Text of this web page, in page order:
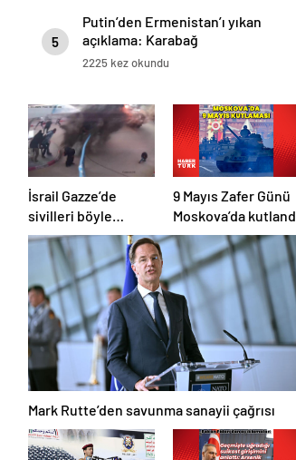
5
Putin’den Ermenistan’ı yıkan
açıklama: Karabağ
Azerbaycan’ın ayrılmaz bir
2225 kez okundu
İsrail Gazze’de
sivilleri böyle
vurdu… En az 80
kişi hayatını
kaybetti
9 Mayıs Zafer Günü
Moskova’da
Mark Rutte’den savunma sanayii çağrısı